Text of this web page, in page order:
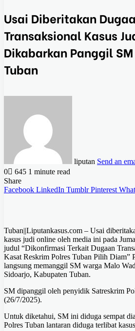
Usai Diberitakan
Transaksional Kasus
Dikabarkan Panggil
Tuban
liputan Send an
0
645 1 minute read
Share
Facebook LinkedIn Tumblr Pinterest
Tuban||Liputankasus.com – Usai
kasus judi online oleh media ini pada
judul “Dikonfirmasi Terkait Dugaan
Kasat Reskrim Polres Tuban Pilih Diam”
langsung memanggil SM warga Malo
Sidoarjo, Kabupaten Tuban.
SM dipanggil oleh penyidik Satreskrim
(26/7/2025).
Untuk diketahui, SM ini diduga sempat
Polres Tuban lantaran diduga terlibat